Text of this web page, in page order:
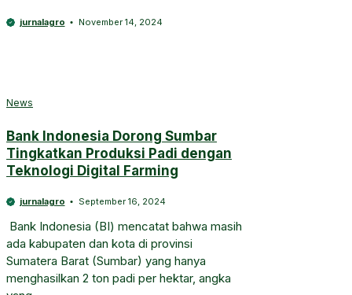
jurnalagro November 14, 2024
News
Bank Indonesia Dorong Sumbar
Tingkatkan Produksi Padi dengan
Teknologi Digital Farming
jurnalagro September 16, 2024
Bank Indonesia (BI) mencatat bahwa masih
ada kabupaten dan kota di provinsi
Sumatera Barat (Sumbar) yang hanya
menghasilkan 2 ton padi per hektar, angka